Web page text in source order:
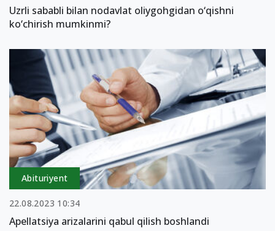
Uzrli sababli bilan nodavlat oliygohgidan o‘qishni
ko‘chirish mumkinmi?
Abituriyent
22.08.2023 10:34
Apellatsiya arizalarini qabul qilish boshlandi